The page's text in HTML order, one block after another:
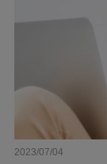
2023/07/04